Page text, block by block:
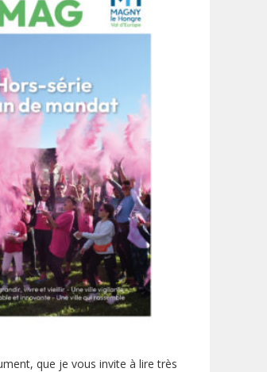
que je vous invite à lire très